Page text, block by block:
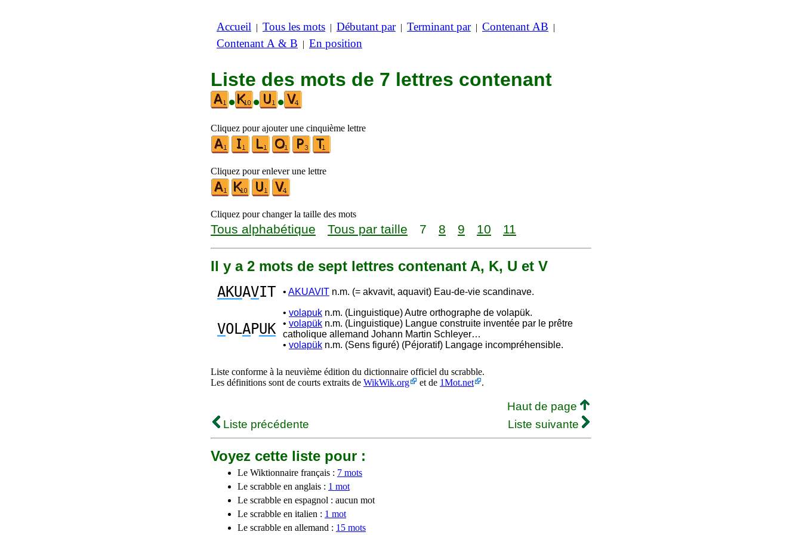
Accueil | Tous les mots | Débutant par| Terminant par| Contenant AB |
Contenant A & B | En position
Liste des mots de 7 lettres contenant
•
• •
Cliquez pour ajouter une cinquième lettre
Cliquez pour enlever une lettre
Cliquez pour changer la taille des mots
Tous alphabétique Tous par taille 7 8 9 10 11
Il y a 2 mots de sept lettres contenant A, K, U et V
AKUAVIT • AKUAVIT n.m. (= akvavit, aquavit) Eau-de-vie scandinave.
VOLAPUK
• volapuk n.m. (Linguistique) Autre orthographe de volapük.
• volapük n.m. (Linguistique) Langue construite inventée par le prêtre
catholique allemand Johann Martin Schleyer…
• volapük n.m. (Sens figuré) (Péjoratif) Langage incompréhensible.
Liste conforme à la neuvième édition du dictionnaire officiel du scrabble.
Les définitions sont de courts extraits de WikWik.org et de 1Mot.net .
Haut de page
Liste précédente
Liste suivante
Voyez cette liste pour :
Le Wiktionnaire français : 7 mots
Le scrabble en anglais : 1 mot
Le scrabble en espagnol : aucun mot
Le scrabble en italien : 1 mot
Le scrabble en allemand : 15 mots